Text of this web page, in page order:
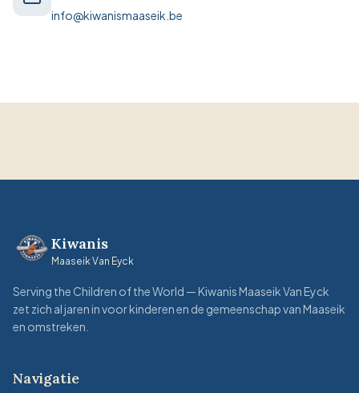
info@kiwanismaaseik.be
Kiwanis
Maaseik Van Eyck
Serving the Children of the World — Kiwanis Maaseik Van Eyck
zet zich al jaren in voor kinderen en de gemeenschap van Maaseik
en omstreken.
Navigatie